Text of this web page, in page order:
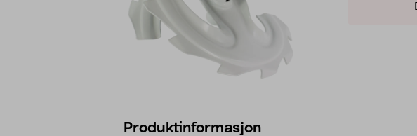
Produktinformasjon